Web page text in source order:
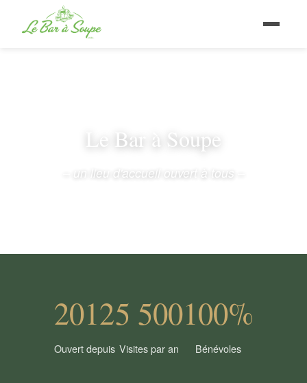
Le Bar à Soupe
– un lieu d'accueil ouvert à tous –
2012
Ouvert depuis
5 500
Visites par an
100%
Bénévoles